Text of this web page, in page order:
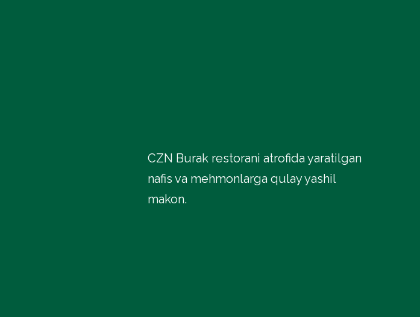
CZN Burak restorani atrofida yaratilgan
nafis va mehmonlarga qulay yashil
makon.